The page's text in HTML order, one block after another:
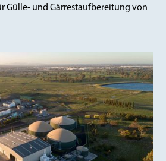
Gülle- und Gärrestaufbereitung von